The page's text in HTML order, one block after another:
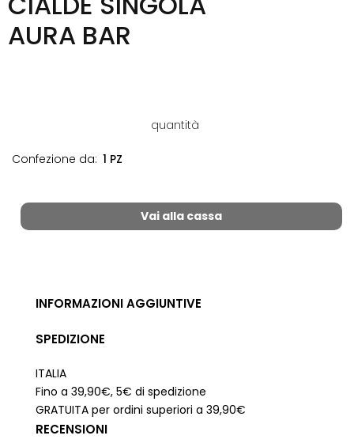
AURA BAR
quantità
Confezione da: 1 PZ
Vai alla cassa
INFORMAZIONI AGGIUNTIVE
SPEDIZIONE
ITALIA
Fino a 39,90€, 5€ di spedizione
GRATUITA per ordini superiori a 39,90€
RECENSIONI